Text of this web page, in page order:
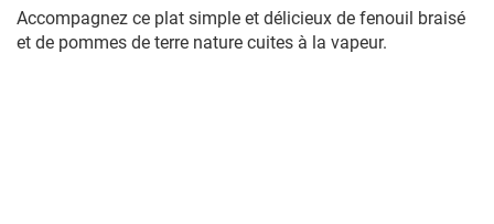
Accompagnez ce plat simple et délicieux de fenouil braisé
et de pommes de terre nature cuites à la vapeur.